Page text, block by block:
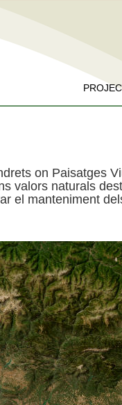
on Paisatges
valors naturals
el manteniment